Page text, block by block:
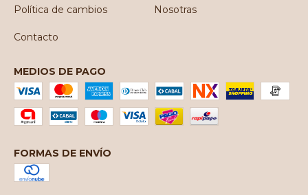
Política de cambios Nosotras
Contacto
MEDIOS DE PAGO
FORMAS DE ENVÍO